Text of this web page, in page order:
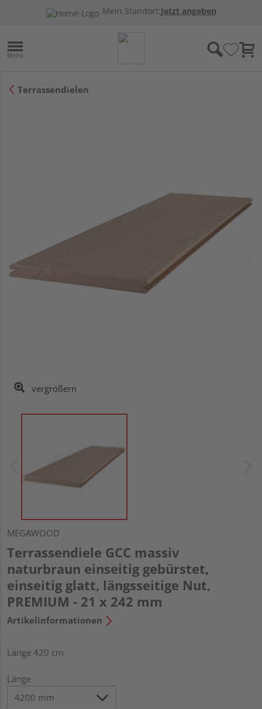
Mein Standort:Jetzt angeben
Terrassendielen
vergrößern
MEGAWOOD
Terrassendiele GCC massiv
naturbraun einseitig gebürstet,
einseitig glatt, längsseitige Nut,
PREMIUM - 21 x 242 mm
Artikelinformationen
Länge 420 cm
Länge